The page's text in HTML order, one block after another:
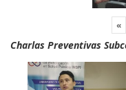
«
Charlas Preventivas